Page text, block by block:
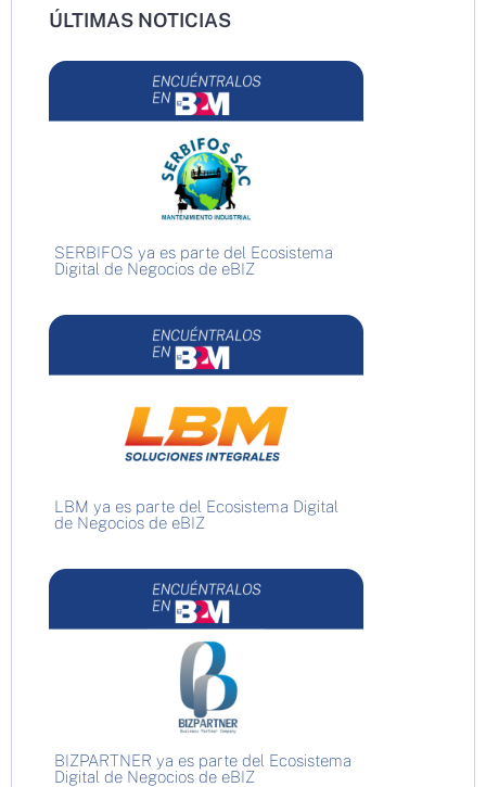
ÚLTIMAS NOTICIAS
SERBIFOS ya es parte del Ecosistema
Digital de Negocios de eBIZ
LBM ya es parte del Ecosistema Digital
de Negocios de eBIZ
BIZPARTNER ya es parte del Ecosistema
Digital de Negocios de eBIZ